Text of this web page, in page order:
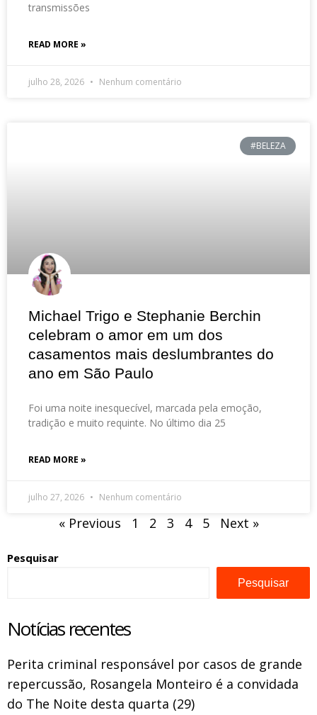
transmissões
READ MORE »
julho 28, 2026 Nenhum comentário
#BELEZA
Michael Trigo e Stephanie Berchin
celebram o amor em um dos
casamentos mais deslumbrantes do
ano em São Paulo
Foi uma noite inesquecível, marcada pela emoção,
tradição e muito requinte. No último dia 25
READ MORE »
julho 27, 2026 Nenhum comentário
« Previous 1 2 3 4 5 Next »
Pesquisar
Pesquisar
Notícias recentes
Perita criminal responsável por casos de grande
repercussão, Rosangela Monteiro é a convidada
do The Noite desta quarta (29)